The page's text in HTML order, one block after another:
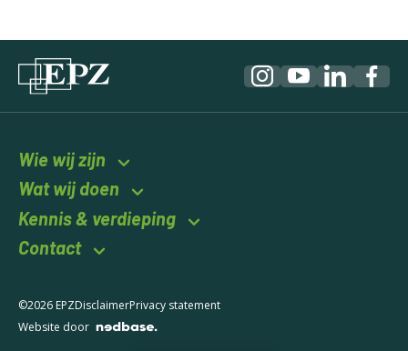
Wie wij zijn
Wat wij doen
Kennis & verdieping
Contact
©2026 EPZDisclaimerPrivacy statement
Website door